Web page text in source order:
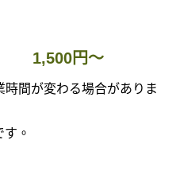
1,500円〜
間が変わる場合がありま
。